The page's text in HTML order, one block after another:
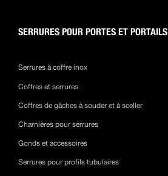
SERRURES POUR PORTES ET PORTAILS
Serrures à coffre inox
Coffres et serrures
Coffres de gâches à souder et à sceller
Charnières pour serrures
Gonds et accessoires
Serrures pour profils tubulaires